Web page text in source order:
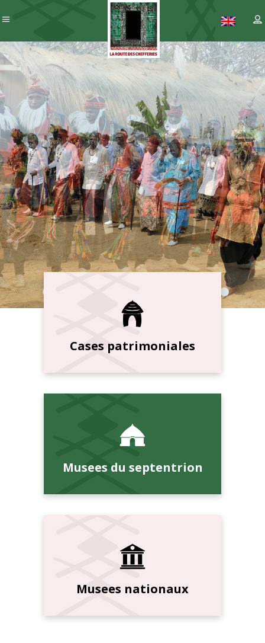
Patrimoine
– ICC
Cases patrimoniales
Musees du septentrion
Musees nationaux